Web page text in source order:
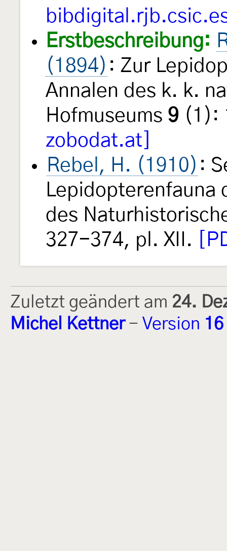
Erstbeschreibung:
(1894) : Zur
Annalen des k. k.
Hofmuseums 9 (1):
zobodat.at]
Rebel, H. (1910) :
Lepidopterenfauna
des
327-374, pl. XII.
Zuletzt geändert am 24.
Michel Kettner- Version 16